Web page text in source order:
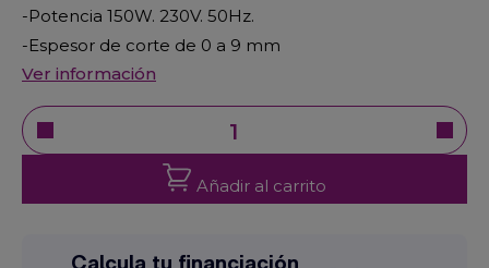
-Potencia 150W. 230V. 50Hz.
-Espesor de corte de 0 a 9 mm
Ver información
Añadir al carrito